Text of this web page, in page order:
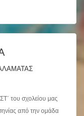
του σχολείου μας
από την ομάδα